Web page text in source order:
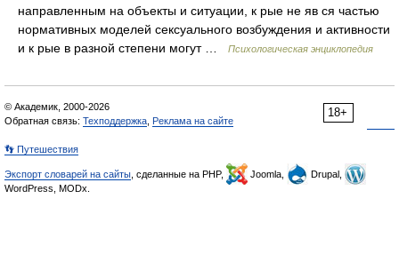
направленным на объекты и ситуации, к рые не яв ся частью
нормативных моделей сексуального возбуждения и активности
и к рые в разной степени могут …
Психологическая энциклопедия
18+
© Академик, 2000-2026
Обратная связь: Техподдержка Реклама на сайте
👣 Путешествия
Экспорт словарей на сайты , сделанные на PHP, Joomla,
Drupal,
WordPress, MODx.